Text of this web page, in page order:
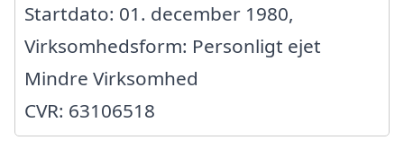
Startdato: 01. december 1980,
Virksomhedsform: Personligt ejet
Mindre Virksomhed
CVR: 63106518